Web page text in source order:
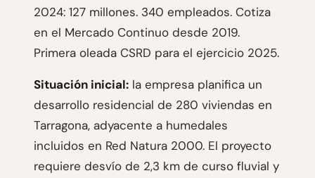
2024: 127 millones. 340 empleados. Cotiza
en el Mercado Continuo desde 2019.
Primera oleada CSRD para el ejercicio 2025.
Situación inicial: la empresa planifica un
desarrollo residencial de 280 viviendas en
Tarragona, adyacente a humedales
incluidos en Red Natura 2000. El proyecto
requiere desvío de 2,3 km de curso fluvial y